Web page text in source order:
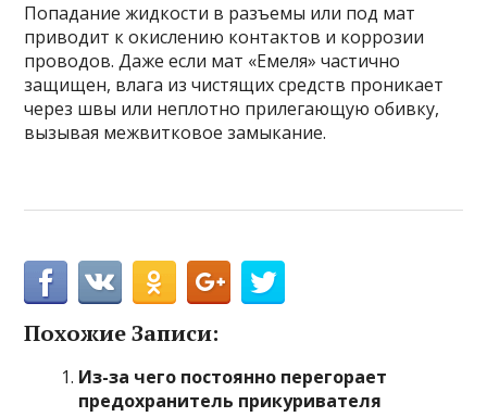
Попадание жидкости в разъемы или под мат
приводит к окислению контактов и коррозии
проводов. Даже если мат «Емеля» частично
защищен, влага из чистящих средств проникает
через швы или неплотно прилегающую обивку,
вызывая межвитковое замыкание.
Похожие Записи:
Из-за чего постоянно перегорает
предохранитель прикуривателя